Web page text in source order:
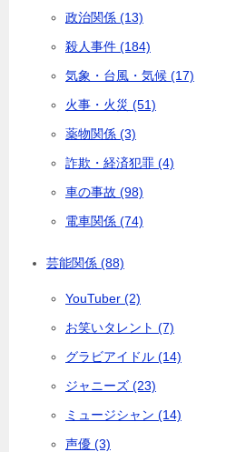
政治関係 (13)
殺人事件 (184)
気象・台風・気候 (17)
火事・火災 (51)
薬物関係 (3)
詐欺・経済犯罪 (4)
車の事故 (98)
電車関係 (74)
芸能関係 (88)
YouTuber (2)
お笑いタレント (7)
グラビアイドル (14)
ジャニーズ (23)
ミュージシャン (14)
声優 (3)